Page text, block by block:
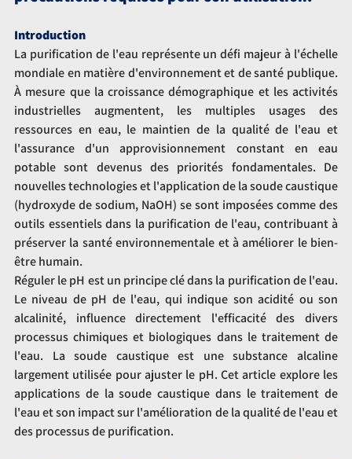
Introduction
La purification de l'eau représente un défi majeur à l'échelle
mondiale en matière d'environnement et de santé publique.
À mesure que la croissance démographique et les activités
industrielles augmentent, les multiples usages des
ressources en eau, le maintien de la qualité de l'eau et
l'assurance d'un approvisionnement constant en eau
potable sont devenus des priorités fondamentales. De
nouvelles technologies et l'application de la soude caustique
(hydroxyde de sodium, NaOH) se sont imposées comme des
outils essentiels dans la purification de l'eau, contribuant à
préserver la santé environnementale et à améliorer le bien-
être humain.
Réguler le pH est un principe clé dans la purification de l'eau.
Le niveau de pH de l'eau, qui indique son acidité ou son
alcalinité, influence directement l'efficacité des divers
processus chimiques et biologiques dans le traitement de
l'eau. La soude caustique est une substance alcaline
largement utilisée pour ajuster le pH. Cet article explore les
applications de la soude caustique dans le traitement de
l'eau et son impact sur l'amélioration de la qualité de l'eau et
des processus de purification.